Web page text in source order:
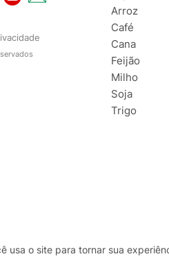
Arroz
Café
Cana
Feijão
Milho
Soja
Trigo
usa o site para tornar sua